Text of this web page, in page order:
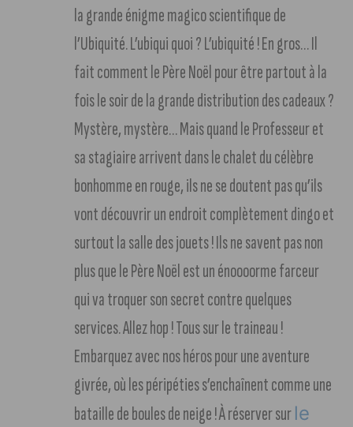
la grande énigme magico scientifique de
l’Ubiquité. L’ubiqui quoi ? L’ubiquité ! En gros… Il
fait comment le Père Noël pour être partout à la
fois le soir de la grande distribution des cadeaux ?
Mystère, mystère… Mais quand le Professeur et
sa stagiaire arrivent dans le chalet du célèbre
bonhomme en rouge, ils ne se doutent pas qu’ils
vont découvrir un endroit complètement dingo et
surtout la salle des jouets ! Ils ne savent pas non
plus que le Père Noël est un énoooorme farceur
qui va troquer son secret contre quelques
services. Allez hop ! Tous sur le traineau !
Embarquez avec nos héros pour une aventure
givrée, où les péripéties s’enchaînent comme une
bataille de boules de neige ! À réserver surle